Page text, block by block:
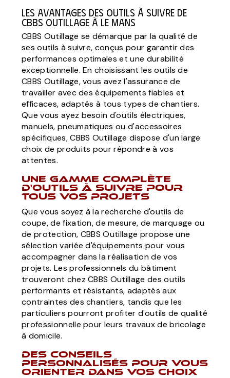
Les avantages des outils à suivre de
CBBS Outillage à Le Mans
CBBS Outillage se démarque par la qualité de
ses outils à suivre, conçus pour garantir des
performances optimales et une durabilité
exceptionnelle. En choisissant les outils de
CBBS Outillage, vous avez l'assurance de
travailler avec des équipements fiables et
efficaces, adaptés à tous types de chantiers.
Que vous ayez besoin d'outils électriques,
manuels, pneumatiques ou d'accessoires
spécifiques, CBBS Outillage dispose d'un large
choix de produits pour répondre à vos
attentes.
Une gamme complète
d'outils à suivre pour
tous vos projets
Que vous soyez à la recherche d'outils de
coupe, de fixation, de mesure, de marquage ou
de protection, CBBS Outillage propose une
sélection variée d'équipements pour vous
accompagner dans la réalisation de vos
projets. Les professionnels du bâtiment
trouveront chez CBBS Outillage des outils
performants et résistants, adaptés aux
contraintes des chantiers, tandis que les
particuliers pourront profiter d'outils de qualité
professionnelle pour leurs travaux de bricolage
à domicile.
Des conseils
personnalisés pour vous
orienter dans vos choix